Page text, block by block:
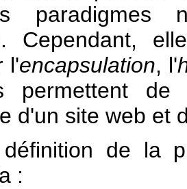
paradigmes
Cependant,
l'encapsulation, l'
permettent
d'un site web et
de la
: